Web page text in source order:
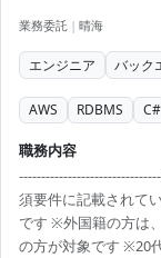
業務委託 | 晴海
エンジニア バック
AWS RDBMS C#
職務内容
須要件に記載されて
です ※外国籍の方は
の方が対象です ※20